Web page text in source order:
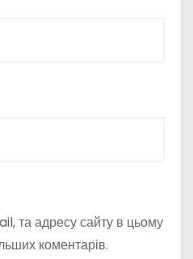
та адресу сайту в цьому
коментарів.